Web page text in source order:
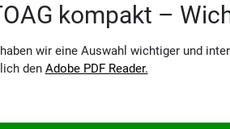
kompakt –
wir eine Auswahl wichtiger und
den Adobe PDF Reader.